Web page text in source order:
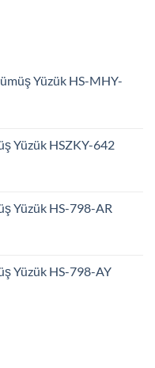
Yüzük HS-MHY-
Yüzük HSZKY-642
Yüzük HS-798-AR
Yüzük HS-798-AY